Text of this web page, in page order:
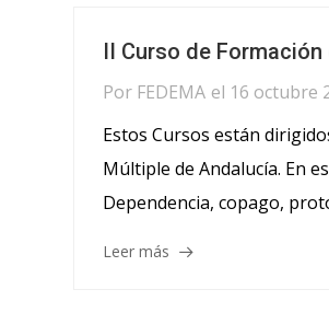
II Curso de
Por FEDEMA el 16 octubre
Estos Cursos están
Múltiple de Andalucía. En
Dependencia, copago,
Leer más